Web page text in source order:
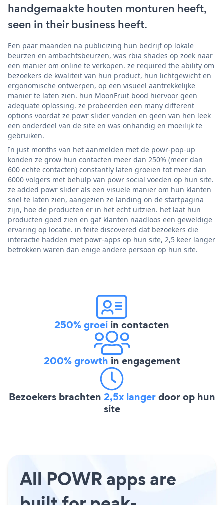
handgemaakte houten monturen heeft,
seen in their business heeft.
Een paar maanden na publicizing hun bedrijf op lokale
beurzen en ambachtsbeurzen, was rbia shades op zoek naar
een manier om online te verkopen. ze required the ability om
bezoekers de kwaliteit van hun product, hun lichtgewicht en
ergonomische ontwerpen, op een visueel aantrekkelijke
manier te laten zien. hun MoonFruit bood hiervoor geen
adequate oplossing. ze probeerden een many different
options voordat ze powr slider vonden en geen van hen leek
een onderdeel van de site en was onhandig en moeilijk te
gebruiken.
In just months van het aanmelden met de powr-pop-up
konden ze grow hun contacten meer dan 250% (meer dan
600 echte contacten) constantly laten groeien tot meer dan
6000 volgers met behulp van powr social voeden op hun site.
ze added powr slider als een visuele manier om hun klanten
snel te laten zien, aangezien ze landing on de startpagina
zijn, hoe de producten er in het echt uitzien. het laat hun
producten goed zien en gaf klanten naadloos een geweldige
ervaring op locatie. in feite discovered dat bezoekers die
interactie hadden met powr-apps op hun site, 2,5 keer langer
betrokken waren dan enige andere persoon op hun site.
250% groei in contacten
200% growth in engagement
Bezoekers brachten 2,5x langerdoor op hun
site
All POWR apps are